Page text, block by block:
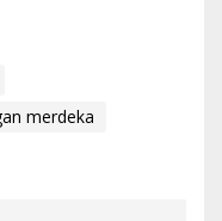
merdeka